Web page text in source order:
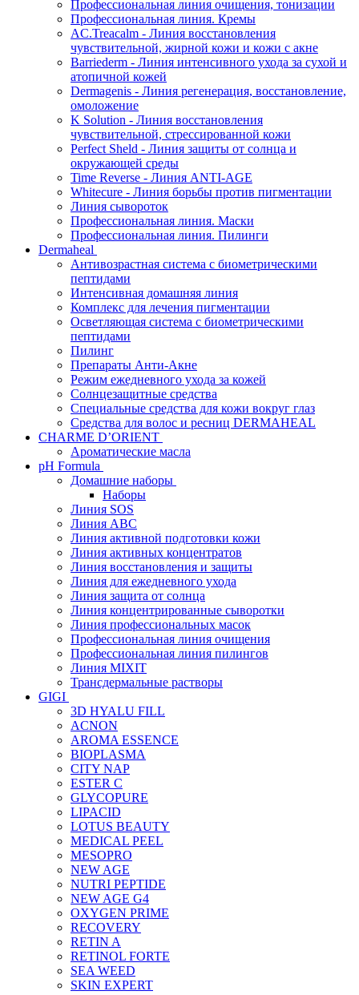
Профессиональная линия очищения, тонизации
Профессиональная линия. Кремы
AC.Treacalm - Линия восстановления
чувствительной, жирной кожи и кожи с акне
Barriederm - Линия интенсивного ухода за сухой и
атопичной кожей
Dermagenis - Линия регенерация, восстановление,
омоложение
K Solution - Линия восстановления
чувствительной, стрессированной кожи
Perfect Sheld - Линия защиты от солнца и
окружающей среды
Time Reverse - Линия ANTI-AGE
Whitecure - Линия борьбы против пигментации
Линия сывороток
Профессиональная линия. Маски
Профессиональная линия. Пилинги
Dermaheal
Антивозрастная система с биометрическими
пептидами
Интенсивная домашняя линия
Комплекс для лечения пигментации
Осветляющая система с биометрическими
пептидами
Пилинг
Препараты Анти-Акне
Режим ежедневного ухода за кожей
Солнцезащитные средства
Специальные средства для кожи вокруг глаз
Средства для волос и ресниц DERMAHEAL
CHARME D’ORIENT
Ароматические масла
pH Formula
Домашние наборы
Наборы
Линия SOS
Линия АВС
Линия активной подготовки кожи
Линия активных концентратов
Линия восстановления и защиты
Линия для ежедневного ухода
Линия защита от солнца
Линия концентрированные сыворотки
Линия профессиональных масок
Профессиональная линия очищения
Профессиональная линия пилингов
Линия MIXIT
Трансдермальные растворы
GIGI
3D HYALU FILL
ACNON
AROMA ESSENCE
BIOPLASMA
CITY NAP
ESTER C
GLYCOPURE
LIPACID
LOTUS BEAUTY
MEDICAL PEEL
MESOPRO
NEW AGE
NUTRI PEPTIDE
NEW AGE G4
OXYGEN PRIME
RECOVERY
RETIN A
RETINOL FORTE
SEA WEED
SKIN EXPERT